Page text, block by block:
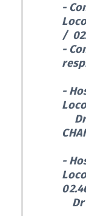
-
/
-
-
Dr
-
Dr